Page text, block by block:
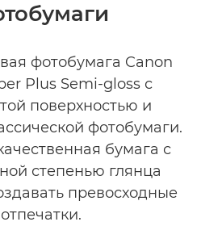
фотобумага Canon
Plus Semi-gloss с
поверхностью и
фотобумаги.
бумага с
степенью глянца
превосходные
отпечатки.